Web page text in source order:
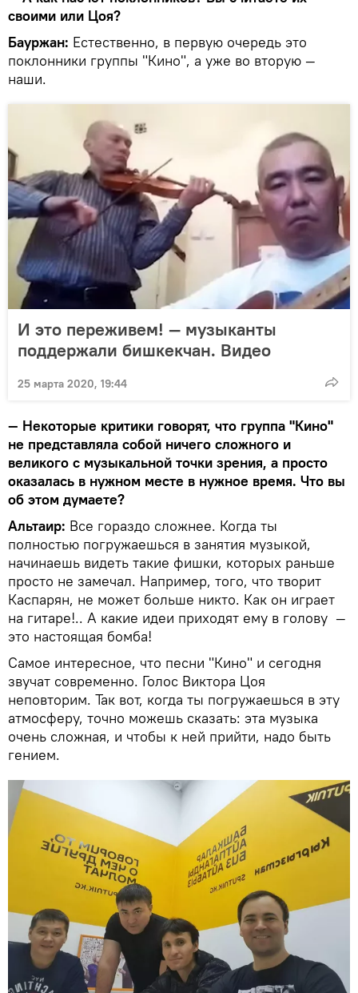
своими или Цоя?
Бауржан: Естественно, в первую очередь это
поклонники группы "Кино", а уже во вторую —
наши.
И это переживем! — музыканты
поддержали бишкекчан. Видео
25 марта 2020, 19:44
— Некоторые критики говорят, что группа "Кино"
не представляла собой ничего сложного и
великого с музыкальной точки зрения, а просто
оказалась в нужном месте в нужное время. Что вы
об этом думаете?
Альтаир: Все гораздо сложнее. Когда ты
полностью погружаешься в занятия музыкой,
начинаешь видеть такие фишки, которых раньше
просто не замечал. Например, того, что творит
Каспарян, не может больше никто. Как он играет
на гитаре!.. А какие идеи приходят ему в голову —
это настоящая бомба!
Самое интересное, что песни "Кино" и сегодня
звучат современно. Голос Виктора Цоя
неповторим. Так вот, когда ты погружаешься в эту
атмосферу, точно можешь сказать: эта музыка
очень сложная, и чтобы к ней прийти, надо быть
гением.